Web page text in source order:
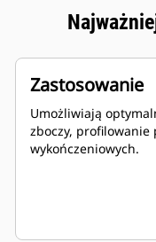
Zastosowanie
Umożliwiają
zboczy,
wykończeniowych.